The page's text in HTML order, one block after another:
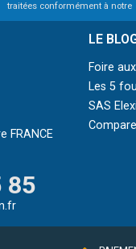
traitées conformément à notre
FRANCE
85
LE
Foire
Les 5
SAS